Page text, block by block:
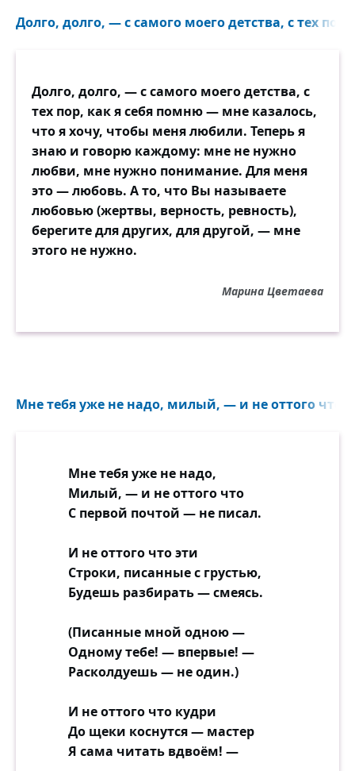
Долго, долго, — с самого моего детства, с тех
Долго, долго, — с самого моего детства, с
тех пор, как я себя помню — мне казалось,
что я хочу, чтобы меня любили. Теперь я
знаю и говорю каждому: мне не нужно
любви, мне нужно понимание. Для меня
это — любовь. А то, что Вы называете
любовью (жертвы, верность, ревность),
берегите для других, для другой, — мне
этого не нужно.
Марина Цветаева
Мне тебя уже не надо, милый, — и не оттого что
Мне тебя уже не надо,
Милый, — и не оттого что
С первой почтой — не писал.
И не оттого что эти
Строки, писанные с грустью,
Будешь разбирать — смеясь.
(Писанные мной одною —
Одному тебе! — впервые! —
Расколдуешь — не один.)
И не оттого что кудри
До щеки коснутся — мастер
Я сама читать вдвоём! —